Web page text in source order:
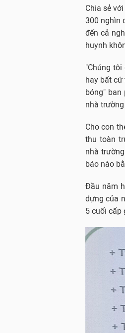
Chia sẻ
300 nghìn
đến cả
huynh
"Chúng
hay bất cứ
bóng" ban
nhà
Cho con
thu toàn
nhà
báo nào
Đầu năm
dựng của
5 cuối cấp